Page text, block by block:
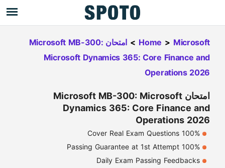
Home > Microsoft
>
امتحان Microsoft MB-300:
Microsoft Dynamics 365: Core Finance and
Operations 2026
امتحان Microsoft MB-300: Microsoft
Dynamics 365: Core Finance and
Operations 2026